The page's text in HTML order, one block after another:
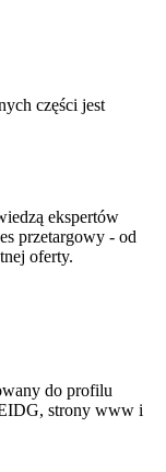
części jest
ekspertów
przetargowy - od
oferty.
do profilu
strony www i